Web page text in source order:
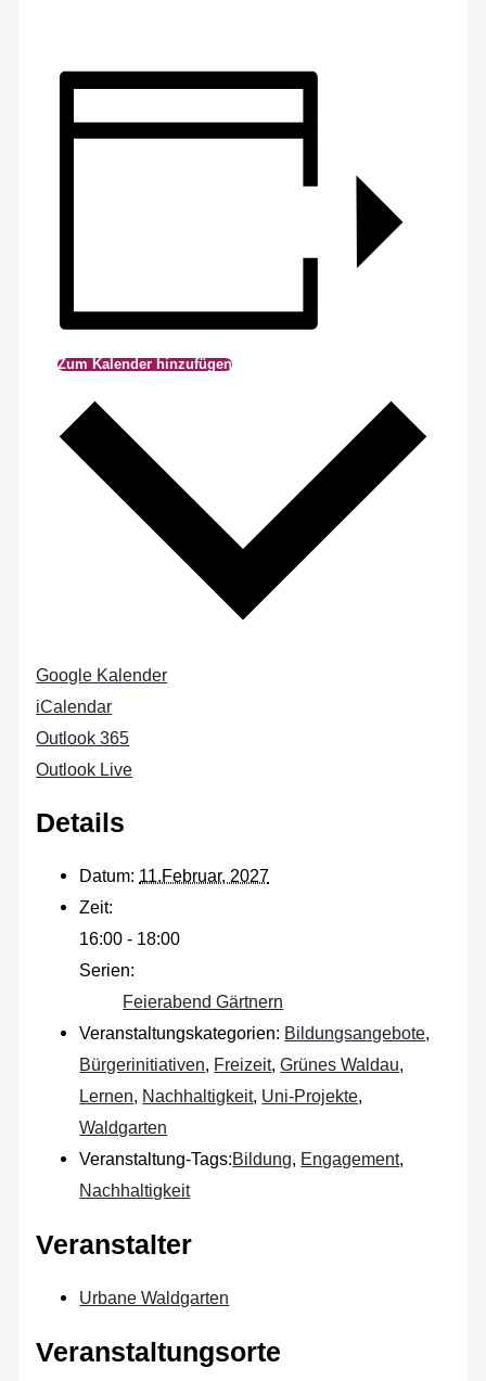
Zum Kalender hinzufügen
Google Kalender
iCalendar
Outlook 365
Outlook Live
Details
Datum: 11.Februar, 2027
Zeit:
16:00 - 18:00
Serien:
Feierabend Gärtnern
Veranstaltungskategorien: Bildungsangebote,
Bürgerinitiativen, Freizeit,Grünes Waldau,
Lernen, Nachhaltigkeit, Uni-Projekte,
Waldgarten
Veranstaltung-Tags:Bildung, Engagement,
Nachhaltigkeit
Veranstalter
Urbane Waldgarten
Veranstaltungsorte